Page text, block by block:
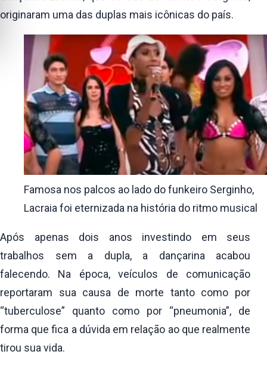
originaram uma das duplas mais icônicas do país.
Famosa nos palcos ao lado do funkeiro Serginho,
Lacraia foi eternizada na história do ritmo musical
Após apenas dois anos investindo em seus
trabalhos sem a dupla, a dançarina acabou
falecendo. Na época, veículos de comunicação
reportaram sua causa de morte tanto como por
“tuberculose” quanto como por “pneumonia”, de
forma que fica a dúvida em relação ao que realmente
tirou sua vida.